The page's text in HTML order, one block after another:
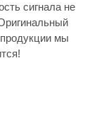
сигнала не
мы